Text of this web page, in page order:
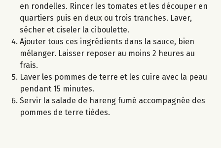
en rondelles. Rincer les tomates et les découper en
quartiers puis en deux ou trois tranches. Laver,
sécher et ciseler la ciboulette.
Ajouter tous ces ingrédients dans la sauce, bien
mélanger. Laisser reposer au moins 2 heures au
frais.
Laver les pommes de terre et les cuire avec la peau
pendant 15 minutes.
Servir la salade de hareng fumé accompagnée des
pommes de terre tièdes.